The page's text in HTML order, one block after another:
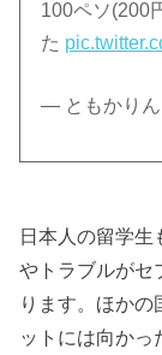
100ペソ(200
た
— ともかりん
日本人の留学生
やトラブルがセ
ります。ほか
ットには向かっ